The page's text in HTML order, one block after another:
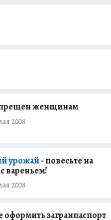
женщинам
2008
урожай- повесьте на
вареньем!
2008
загранпаспорт